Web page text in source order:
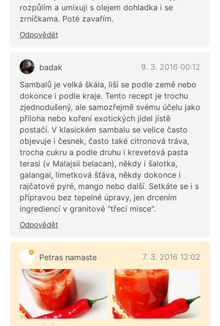
rozpůlím a umixuji s olejem dohladka i se
zrníčkama. Poté zavařím.
Odpovědět
badak
9. 3. 2016 00:12
Sambalů je velká škála, liší se podle země nebo
dokonce i podle kraje. Tento recept je trochu
zjednodušený, ale samozřejmě svému účelu jako
příloha nebo koření exotických jídel jistě
postačí. V klasickém sambalu se velice často
objevuje i česnek, často také citronová tráva,
trocha cukru a podle druhu i krevetová pasta
terasi (v Malajsii belacan), někdy i šalotka,
galangal, limetková šťáva, někdy dokonce i
rajčatové pyré, mango nebo další. Setkáte se i s
přípravou bez tepelné úpravy, jen drcením
ingrediencí v granitové "třecí misce".
Odpovědět
Petras namaste 7. 3. 2016 12:02